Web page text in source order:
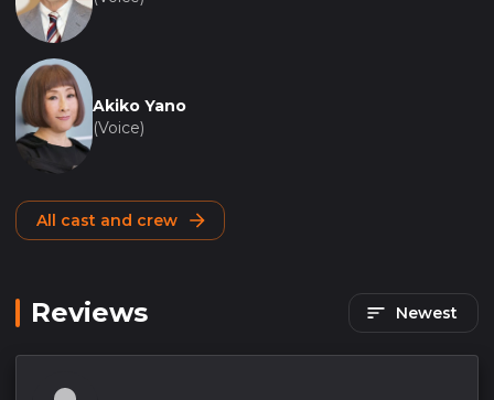
Akiko Yano
(Voice)
All cast and crew
Reviews Newest